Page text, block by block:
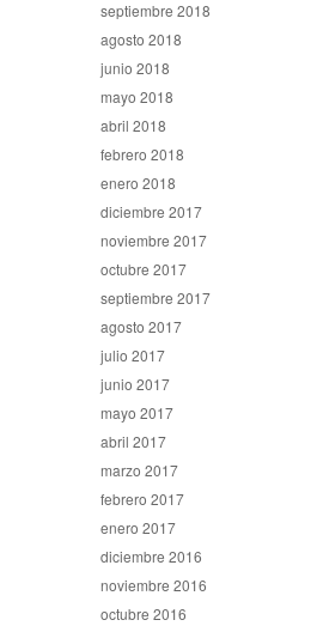
septiembre 2018
agosto 2018
junio 2018
mayo 2018
abril 2018
febrero 2018
enero 2018
diciembre 2017
noviembre 2017
octubre 2017
septiembre 2017
agosto 2017
julio 2017
junio 2017
mayo 2017
abril 2017
marzo 2017
febrero 2017
enero 2017
diciembre 2016
noviembre 2016
octubre 2016